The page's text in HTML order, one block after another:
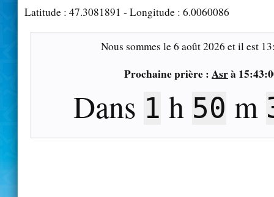
Latitude : 47.3081891 - Longitude : 6.0060086
Nous sommes le6 août 2026 et il est
Prochaine prière : Asrà
Dans 1 h 50 m